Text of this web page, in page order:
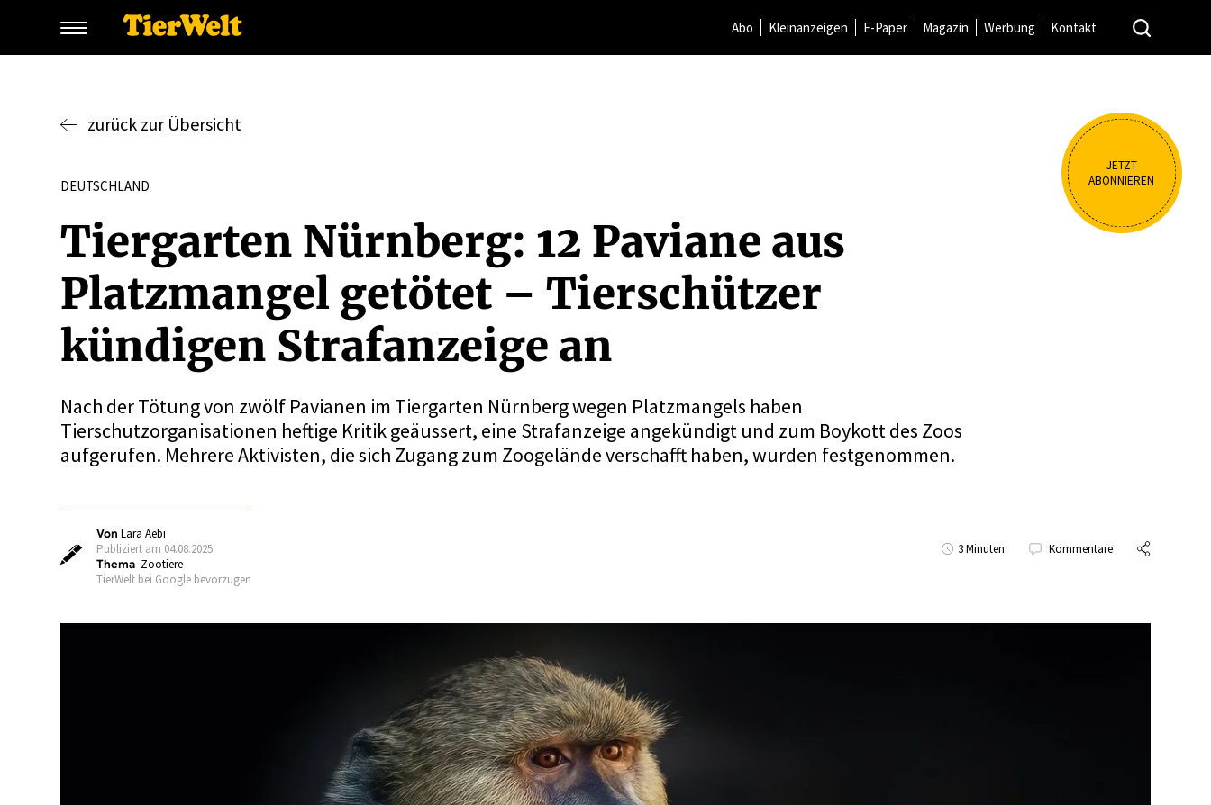
Abo Kleinanzeigen E-Paper Magazin Werbung Kontakt
JETZT
ABONNIEREN
zurück zur Übersicht
DEUTSCHLAND
Tiergarten Nürnberg: 12 Paviane aus
Platz­mangel getötet – Tierschützer
kündigen Straf­an­zeige an
Nach der Tötung von zwölf Pavianen im Tiergarten Nürnberg wegen Platzmangels haben
Tierschutzorganisationen heftige Kritik geäussert, eine Strafanzeige angekündigt und zum Boykott des Zoos
aufgerufen. Mehrere Aktivisten, die sich Zugang zum Zoogelände verschafft haben, wurden festgenommen.
VonLara Aebi
Publiziert am 04.08.2025
Thema Zootiere
TierWelt bei Google bevorzugen
3 Minuten Kommentare